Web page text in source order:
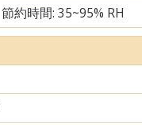
約時間: 35~95% RH